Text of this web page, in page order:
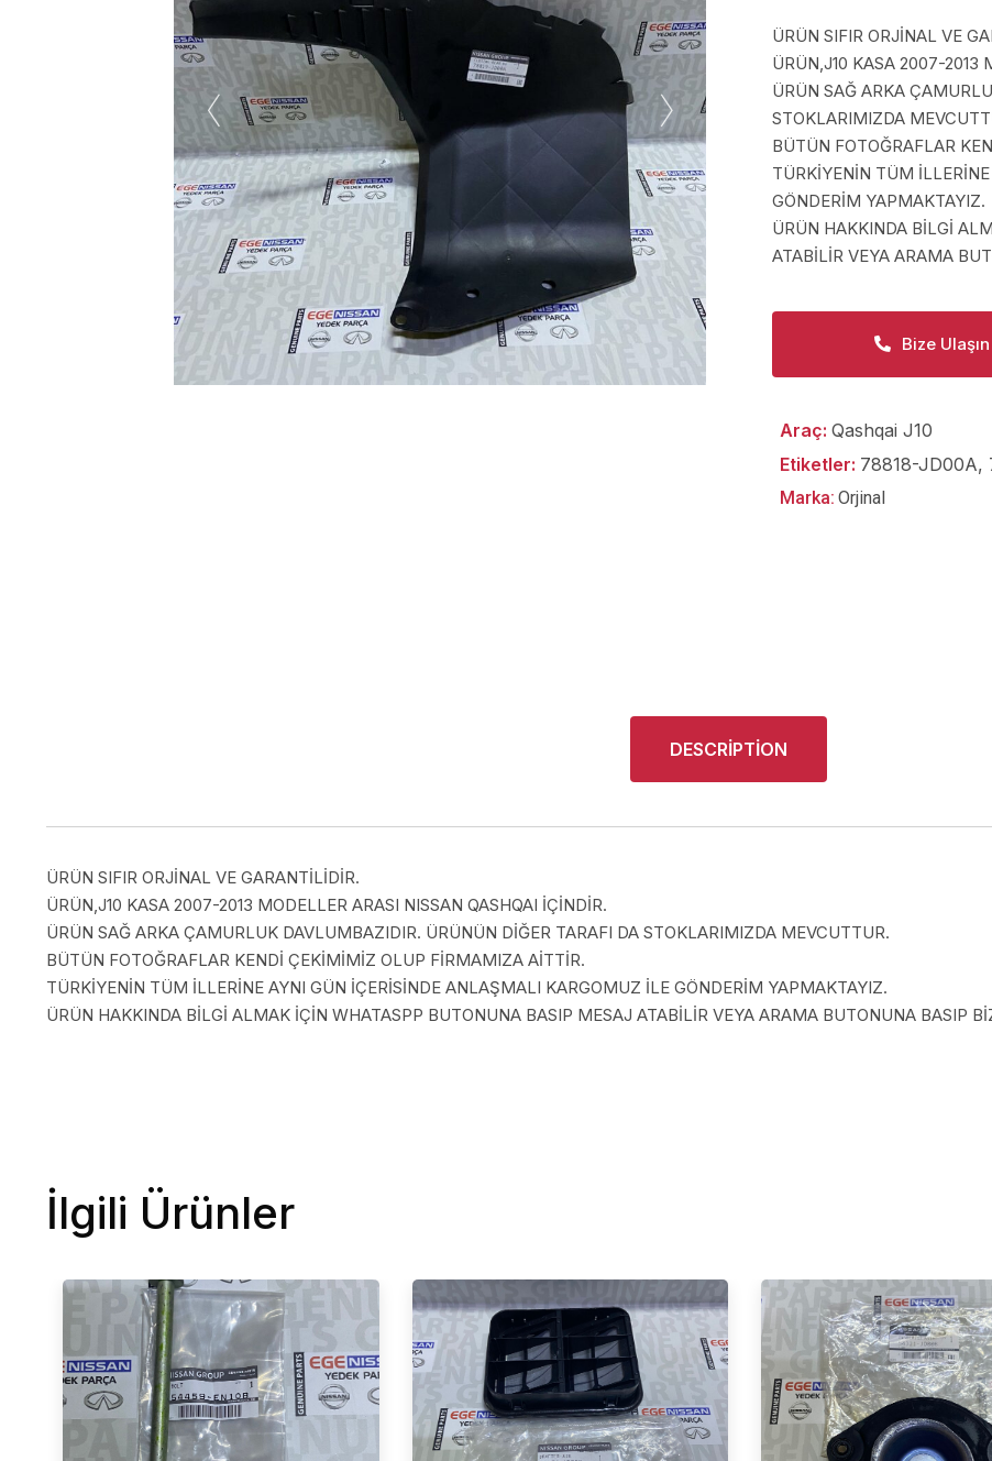
ÜRÜN SIFIR ORJİNAL VE
ÜRÜN,J10 KASA 2007-2013
ÜRÜN SAĞ ARKA
STOKLARIMIZDA
BÜTÜN FOTOĞRAFLAR
TÜRKİYENİN TÜM
GÖNDERİM YAPMAKTAYIZ.
ÜRÜN HAKKINDA BİLGİ
ATABİLİR VEYA ARAMA
Bize Ulaşın
Araç: Qashqai J10
Etiketler: 78818-JD00A,
Marka: Orjinal
DESCRIPTION
ÜRÜN SIFIR ORJİNAL VE GARANTİLİDİR.
ÜRÜN,J10 KASA 2007-2013 MODELLER ARASI NISSAN QASHQAI İÇİNDİR.
ÜRÜN SAĞ ARKA ÇAMURLUK DAVLUMBAZIDIR. ÜRÜNÜN DİĞER TARAFI DA STOKLARIMIZDA MEVCUTTUR.
BÜTÜN FOTOĞRAFLAR KENDİ ÇEKİMİMİZ OLUP FİRMAMIZA AİTTİR.
TÜRKİYENİN TÜM İLLERİNE AYNI GÜN İÇERİSİNDE ANLAŞMALI KARGOMUZ İLE GÖNDERİM YAPMAKTAYIZ.
ÜRÜN HAKKINDA BİLGİ ALMAK İÇİN WHATASPP BUTONUNA BASIP MESAJ ATABİLİR VEYA ARAMA BUTONUNA BASIP
İlgili Ürünler